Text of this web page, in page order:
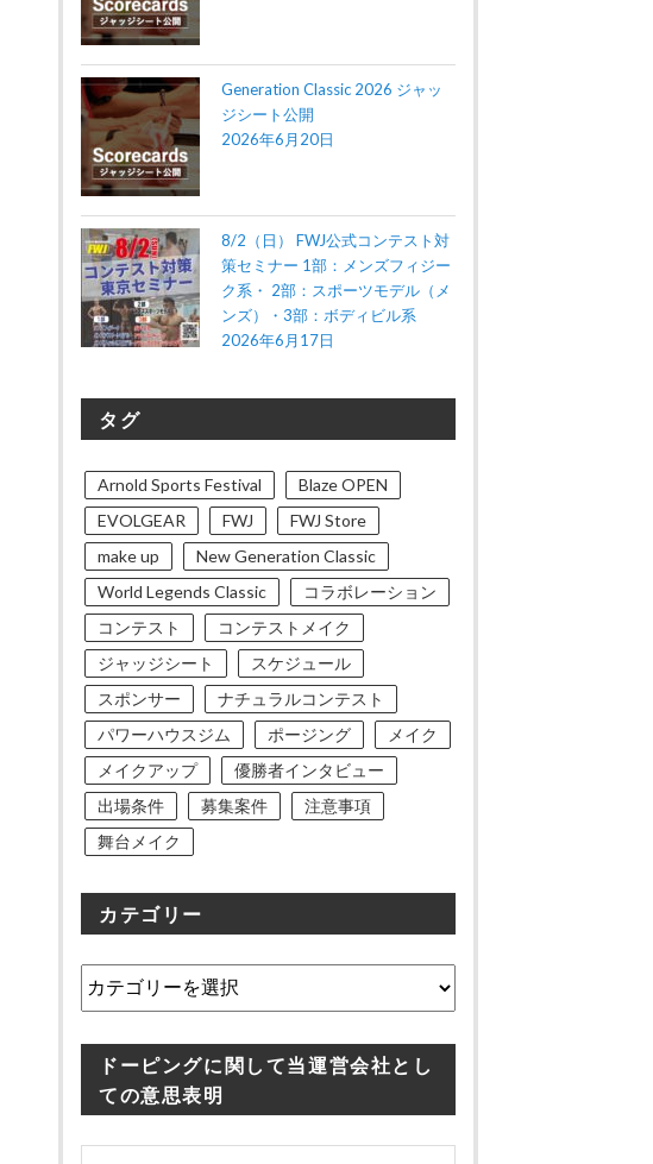
Generation Classic 2026 ジャッ
ジシート公開
2026年6月20日
8/2（日） FWJ公式コンテスト対
策セミナー 1部：メンズフィジー
ク系・ 2部：スポーツモデル（メ
ンズ）・3部：ボディビル系
2026年6月17日
タグ
Arnold Sports Festival
Blaze OPEN
EVOLGEAR
FWJ
FWJ Store
make up
New Generation Classic
World Legends Classic
コラボレーション
コンテスト
コンテストメイク
ジャッジシート
スケジュール
スポンサー
ナチュラルコンテスト
パワーハウスジム
ポージング
メイク
メイクアップ
優勝者インタビュー
出場条件
募集案件
注意事項
舞台メイク
カテゴリー
テ
リ
ドーピングに関して当運営会社とし
ての意思表明